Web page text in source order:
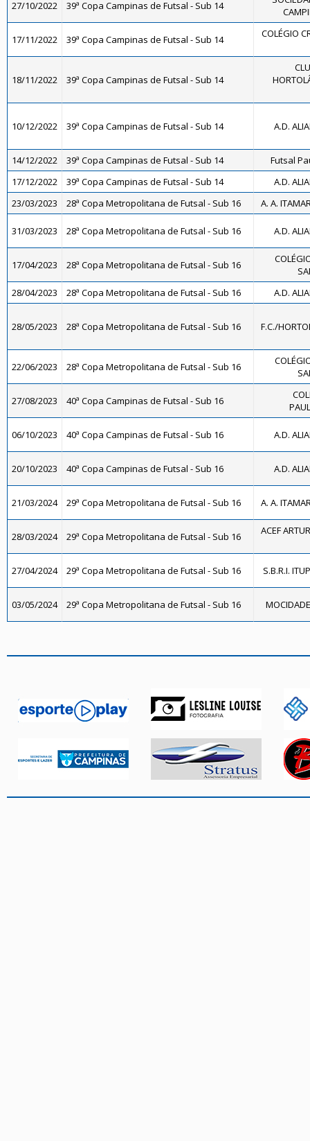
27/10/2022 39ª Copa Campinas de Futsal - Sub 14
17/11/2022 39ª Copa Campinas de Futsal - Sub 14 COLÉGIO
18/11/2022 39ª Copa Campinas de Futsal - Sub 14
10/12/2022 39ª Copa Campinas de Futsal - Sub 14 A.D.
14/12/2022 39ª Copa Campinas de Futsal - Sub 14
Futsal
17/12/2022
39ª Copa Campinas de Futsal - Sub 14
A.D.
23/03/2023
28ª Copa Metropolitana de Futsal - Sub 16 A. A.
31/03/2023 28ª Copa Metropolitana de Futsal - Sub 16 A.D.
17/04/2023 28ª Copa Metropolitana de Futsal - Sub 16
28/04/2023
28ª Copa Metropolitana de Futsal - Sub 16 A.D.
28/05/2023 28ª Copa Metropolitana de Futsal - Sub 16 F.C./
22/06/2023 28ª Copa Metropolitana de Futsal - Sub 16
27/08/2023 40ª Copa Campinas de Futsal - Sub 16
06/10/2023 40ª Copa Campinas de Futsal - Sub 16 A.D.
20/10/2023 40ª Copa Campinas de Futsal - Sub 16 A.D.
21/03/2024 29ª Copa Metropolitana de Futsal - Sub 16 A. A.
28/03/2024 29ª Copa Metropolitana de Futsal - Sub 16 ACEF
27/04/2024 29ª Copa Metropolitana de Futsal - Sub 16 S.B.R.I.
03/05/2024 29ª Copa Metropolitana de Futsal - Sub 16